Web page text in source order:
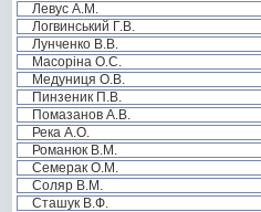
Левус А.М.
Логвинський Г.В.
Лунченко В.В.
Масоріна О.С.
Медуниця О.В.
Пинзеник П.В.
Помазанов А.В.
Река А.О.
Романюк В.М.
Семерак О.М.
Соляр В.М.
Сташук В.Ф.